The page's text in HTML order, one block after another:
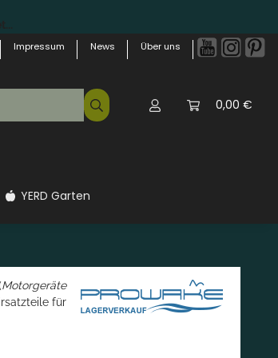
Impressum News Über uns
0,00 €
YERD Garten
Motorgeräte
für